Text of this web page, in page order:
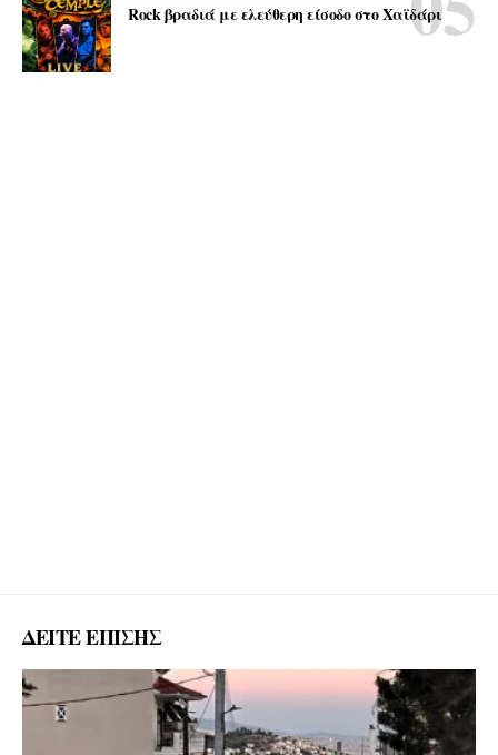
Rock βραδιά με ελεύθερη είσοδο στο Χαϊδάρι
ΔΕΙΤΕ ΕΠΙΣΗΣ